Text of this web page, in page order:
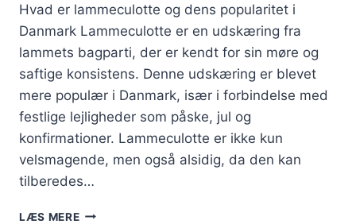
Hvad er lammeculotte og dens popularitet i
Danmark Lammeculotte er en udskæring fra
lammets bagparti, der er kendt for sin møre og
saftige konsistens. Denne udskæring er blevet
mere populær i Danmark, især i forbindelse med
festlige lejligheder som påske, jul og
konfirmationer. Lammeculotte er ikke kun
velsmagende, men også alsidig, da den kan
tilberedes…
LÆS MERELAMMECULOTTE